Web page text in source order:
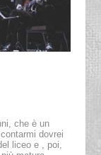
che è un
dovrei
liceo e , poi,